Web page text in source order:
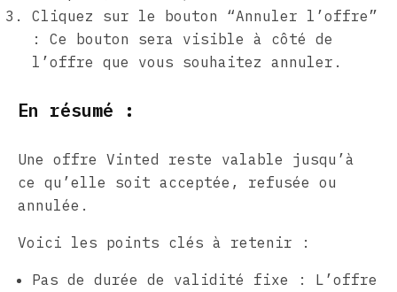
Cliquez sur le bouton “Annuler l’offre”
: Ce bouton sera visible à côté de
l’offre que vous souhaitez annuler.
En résumé :
Une offre Vinted reste valable jusqu’à
ce qu’elle soit acceptée, refusée ou
annulée.
Voici les points clés à retenir :
Pas de durée de validité fixe : L’offre